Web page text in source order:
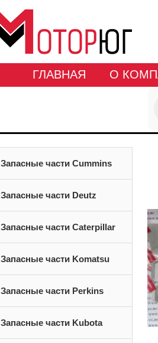
ГЛАВНАЯ О
Запасные части Cummins
Запасные части Deutz
Запасные части Caterpillar
Запасные части Komatsu
Запасные части Perkins
Запасные части Kubota